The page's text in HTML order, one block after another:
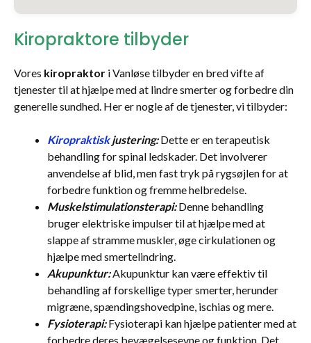
Kiropraktore tilbyder
Vores kiropraktor i Vanløse tilbyder en bred vifte af
tjenester til at hjælpe med at lindre smerter og forbedre din
generelle sundhed. Her er nogle af de tjenester, vi tilbyder:
Kiropraktiskjustering:Dette er en terapeutisk
behandling for spinal ledskader. Det involverer
anvendelse af blid, men fast tryk på rygsøjlen for at
forbedre funktion og fremme helbredelse.
Muskelstimulationsterapi:Denne behandling
bruger elektriske impulser til at hjælpe med at
slappe af stramme muskler, øge cirkulationen og
hjælpe med smertelindring.
Akupunktur:Akupunktur kan være effektiv til
behandling af forskellige typer smerter, herunder
migræne, spændingshovedpine, ischias og mere.
Fysioterapi:Fysioterapi kan hjælpe patienter med at
forbedre deres bevægelsesevne og funktion. Det